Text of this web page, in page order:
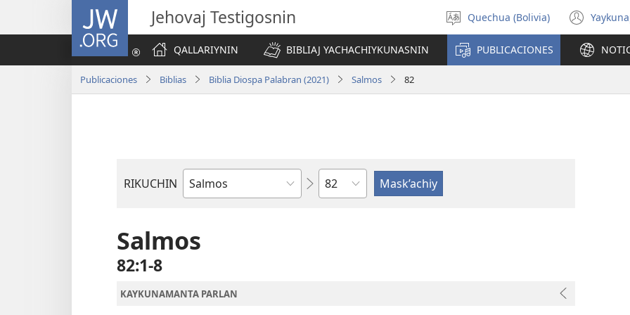
JW.ORG Jehovaj Testigosnin
Select
language
Quechua (Bolivia)
new
QALLARIYNIN
BIBLIAJ YACHACHIYKUNASNIN PUBLICACIONES
Publicaciones Biblias Biblia Diospa Palabran (2021) Salmos 82
RIKUCHIN
Bibliamanta
Capítulo
Salmos
82:1-8
KAYKUNAMANTA PARLAN